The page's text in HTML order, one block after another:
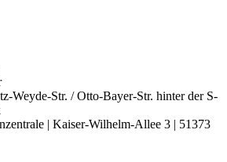
Weyde-Str. / Otto-Bayer-Str. hinter der S-
| Kaiser-Wilhelm-Allee 3 | 51373